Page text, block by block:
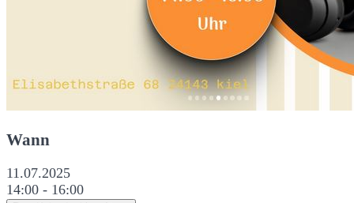
Wann
11.07.2025
14:00 - 16:00